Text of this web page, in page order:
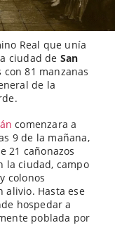
Real que unía
ciudad de San
81 manzanas
de la
comenzara a
9 de la mañana,
21 cañonazos
la ciudad, campo
colonos
alivio. Hasta ese
hospedar a
poblada por